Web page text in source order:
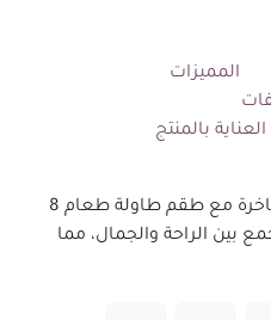
المميزات
العناية بالمنتج
استمتع بتجربة تناول الطعام الفاخرة مع طقم طاولة طعام 8
بين الراحة والجمال، مما